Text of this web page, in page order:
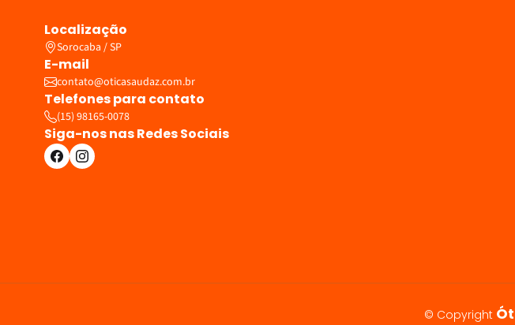
Localização
Sorocaba / SP
E-mail
contato@oticasaudaz.com.br
Telefones para contato
(15) 98165-0078
Siga-nos nas Redes Sociais
© Copyright